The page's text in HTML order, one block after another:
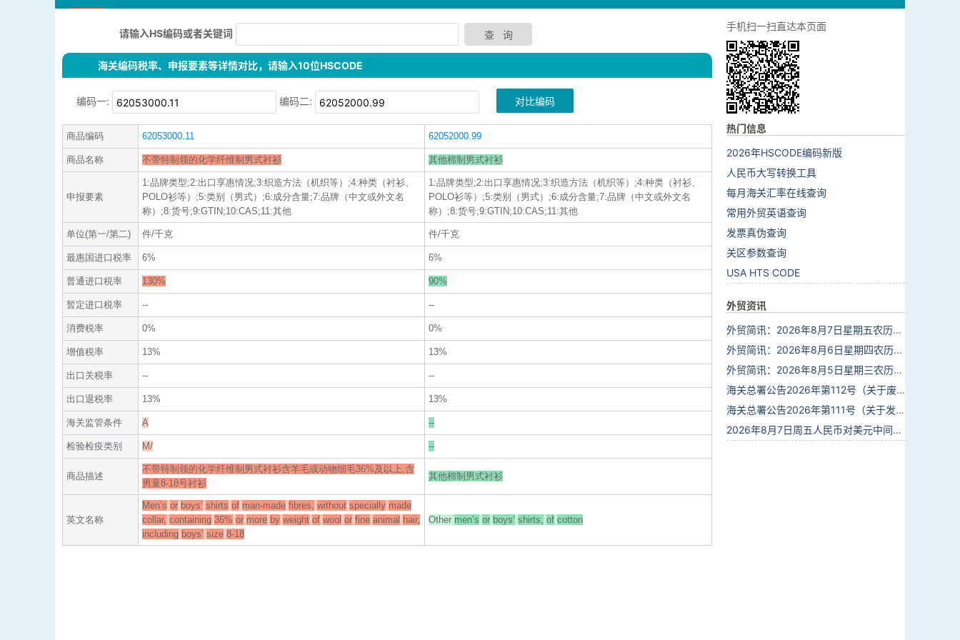
请输入HS编码或者关键词
海关编码税率、申报要素等详情对比，请输入10位HSCODE
编码一: 编码二: 对比编码
商品编码 62053000.11 62052000.99
商品名称 不带特制领的化学纤维制男式衬衫 其他棉制男式衬衫
申报要素
1:品牌类型;2:出口享惠情况;3:织造方法（机织等）;4:种类（衬衫、
POLO衫等）;5:类别（男式）;6:成分含量;7:品牌（中文或外文名
称）;8:货号;9:GTIN;10:CAS;11:其他
1:品牌类型;2:出口享惠情况;3:织造方法（机织等）;4:种类（衬衫、
POLO衫等）;5:类别（男式）;6:成分含量;7:品牌（中文或外文名
称）;8:货号;9:GTIN;10:CAS;11:其他
单位(第一/第二) 件/千克 件/千克
最惠国进口税率 6% 6%
普通进口税率 130% 90%
暂定进口税率 -- --
消费税率 0% 0%
增值税率 13% 13%
出口关税率 -- --
出口退税率 13% 13%
海关监管条件 A --
检验检疫类别 M/ --
商品描述
不带特制领的化学纤维制男式衬衫含羊毛或动物细毛36%及以上,含
男童8-18号衬衫
其他棉制男式衬衫
英文名称
Men’s or boys’ shirts of man-made fibres, without specially made
collar, containing 36% or more by weight of wool or fine animal hair,
including boys’ size 8-18
Other men’s or boys’ shirts, of cotton
手机扫一扫直达本页面
热门信息
2026年HSCODE编码新版
人民币大写转换工具
每月海关汇率在线查询
常用外贸英语查询
发票真伪查询
关区参数查询
USA HTS CODE
外贸资讯
外贸简讯：2026年8月7日星期五农历六月廿五
外贸简讯：2026年8月6日星期四农历六月廿四
外贸简讯：2026年8月5日星期三农历六月廿三
海关总署公告2026年第112号（关于废止部分卫生检疫类规范性文件的公告）
海关总署公告2026年第111号（关于发布《进出境动植物检疫处理监督管理工作规定》《进出境卫生处理监督管理工作规定》的公告）
2026年8月7日周五人民币对美元中间价报6.7904调贬9个基点